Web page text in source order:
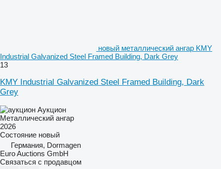
новый металлический ангар KMY
Industrial Galvanized Steel Framed Building, Dark Grey
13
KMY Industrial Galvanized Steel Framed Building, Dark
Grey
Аукцион
Металлический ангар
2026
Состояние новый
Германия, Dormagen
Euro Auctions GmbH
Связаться с продавцом